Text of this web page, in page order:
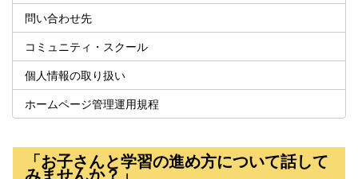
問い合わせ先
コミュニティ・スクール
個人情報の取り扱い
ホームページ管理運用規程
「お子さんと学習の進め方について話して
みませんか？」